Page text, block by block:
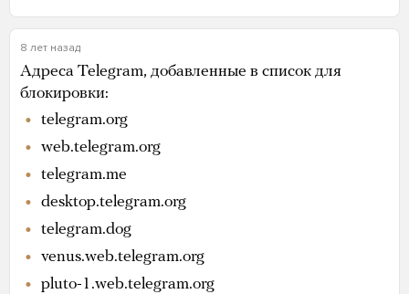
8 лет назад
Адреса Telegram, добавленные в список для
блокировки:
telegram.org
web.telegram.org
telegram.me
desktop.telegram.org
telegram.dog
venus.web.telegram.org
pluto-1.web.telegram.org